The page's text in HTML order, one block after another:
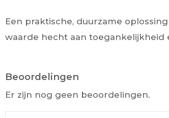
Een praktische, duurzame
waarde hecht aan toegankelijkheid
Beoordelingen
Er zijn nog geen beoordelingen.